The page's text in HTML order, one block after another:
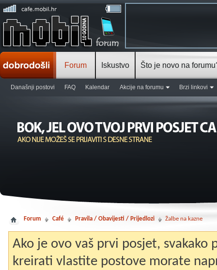
Forum
Današnji postovi FAQ Kalendar Akcije na forumu Brzi linkovi
Iskustvo Što je novo na
Forum Café Pravila / Obavijesti / Prijedlozi Žalbe na kazne
Ako je ovo vaš prvi posjet, svakako
kreirati vlastite postove morate